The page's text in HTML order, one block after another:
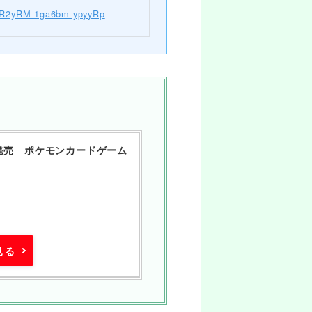
1ga6bm-ypyyRp
売 ポケモンカードゲーム
る